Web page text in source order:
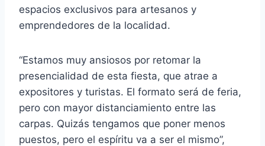
espacios exclusivos para artesanos y
emprendedores de la localidad.
“Estamos muy ansiosos por retomar la
presencialidad de esta fiesta, que atrae a
expositores y turistas. El formato será de feria,
pero con mayor distanciamiento entre las
carpas. Quizás tengamos que poner menos
puestos, pero el espíritu va a ser el mismo”,